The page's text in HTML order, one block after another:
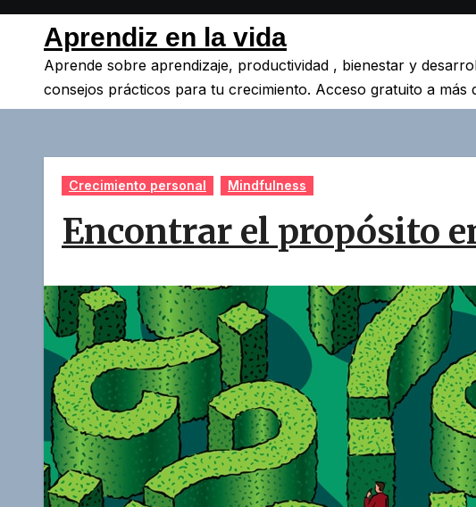
Saltar
contenido
Aprendiz en la vida
Aprende sobre aprendizaje, productividad , bienestar y
consejos prácticos para tu crecimiento. Acceso gratuito a más
Crecimiento personal Mindfulness
Encontrar el propósito